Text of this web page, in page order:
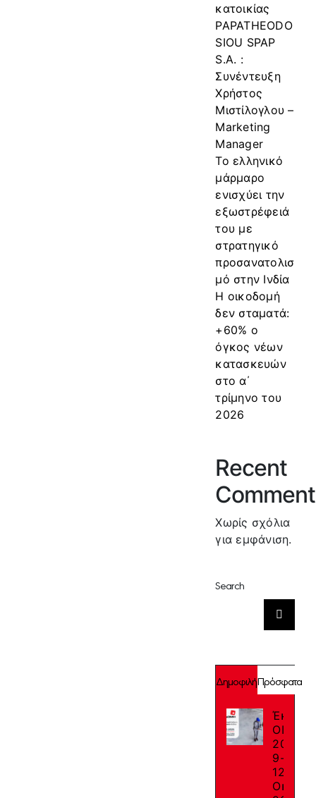
κατοικίας
PAPATHEODO
SIOU SPAP
S.A. :
Συνέντευξη
Χρήστος
Μιστίλογλου –
Marketing
Manager
Το ελληνικό
μάρμαρο
ενισχύει την
εξωστρέφειά
του με
στρατηγικό
προσανατολισ
μό στην Ινδία
Η οικοδομή
δεν σταματά:
+60% ο
όγκος νέων
κατασκευών
στο α΄
τρίμηνο του
2026
Recent
Χωρίς σχόλια
για εμφάνιση.
Search
Αναζήτηση
ΔημοφιλήΠρόσφατα
Έκθεση
2025:
9-
12